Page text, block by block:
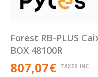
Forest RB-PLUS
BOX 48100R
807,07€ TAXES INC.